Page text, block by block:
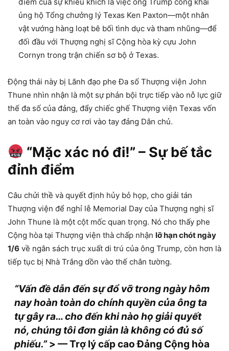
ủng hộ Tổng chưởng lý Texas Ken Paxton—một nhân
vật vướng hàng loạt bê bối tình dục và tham nhũng—để
đối đầu với Thượng nghị sĩ Cộng hòa kỳ cựu John
Cornyn trong trận chiến sơ bộ ở Texas.
Động thái này bị Lãnh đạo phe Đa số Thượng viện John
Thune nhìn nhận là một sự phản bội trực tiếp vào nỗ lực giữ
thế đa số của đảng, đẩy chiếc ghế Thượng viện Texas vốn
an toàn vào nguy cơ rơi vào tay đảng Dân chủ.
“Mặc xác nó đi!” – Sự bế tắc
đỉnh điểm
Câu chửi thề và quyết định hủy bỏ họp, cho giải tán
Thượng viện để nghỉ lễ Memorial Day của Thượng nghị sĩ
John Thune là một cột mốc quan trọng. Nó cho thấy phe
Cộng hòa tại Thượng viện thà chấp nhận lỡ hạn chót ngày
1/6 về ngân sách trục xuất di trú của ông Trump, còn hơn là
tiếp tục bị Nhà Trắng dồn vào thế chân tường.
“Vấn đề dẫn đến sự đổ vỡ trong ngày hôm
nay hoàn toàn do chính quyền của ông ta
tự gây ra… cho đến khi nào họ giải quyết
nó, chúng tôi đơn giản là không có đủ số
phiếu.”> — Trợ lý cấp cao Đảng Cộng hòa